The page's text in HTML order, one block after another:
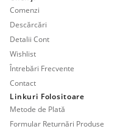
Comenzi
Descărcări
Detalii Cont
Wishlist
Întrebări Frecvente
Contact
Linkuri Folositoare
Metode de Plată
Formular Returnări Produse